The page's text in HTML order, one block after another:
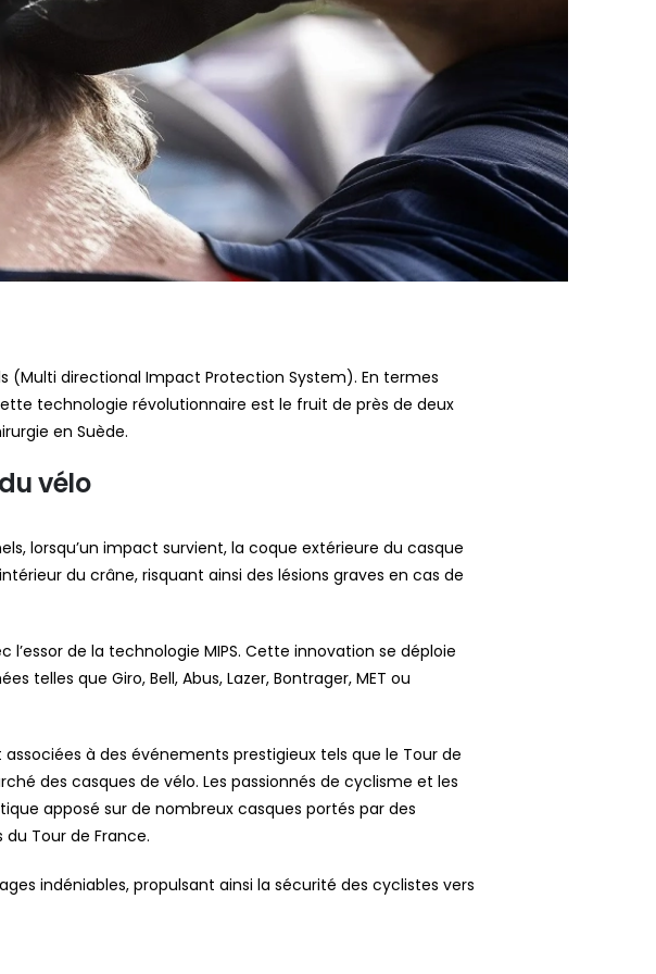
(Multi directional Impact Protection System). En termes
technologie révolutionnaire est le fruit de près de deux
en Suède.
vélo
lorsqu’un impact survient, la coque extérieure du casque
du crâne, risquant ainsi des lésions graves en cas de
de la technologie MIPS. Cette innovation se déploie
telles que Giro, Bell, Abus, Lazer, Bontrager, MET ou
à des événements prestigieux tels que le Tour de
des casques de vélo. Les passionnés de cyclisme et les
apposé sur de nombreux casques portés par des
Tour de France.
indéniables, propulsant ainsi la sécurité des cyclistes vers